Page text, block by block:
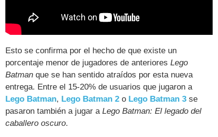
Esto se confirma por el hecho de que existe un
porcentaje menor de jugadores de anterioresLego
Batman que se han sentido atraídos por esta nueva
entrega. Entre el 15-20% de usuarios que jugaron a
Lego Batman, Lego Batman 2 o Lego Batman 3 se
pasaron también a jugar aLego Batman: El legado del
caballero oscuro.